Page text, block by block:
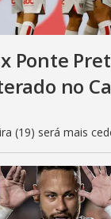
Ponte
no
(19) será mais